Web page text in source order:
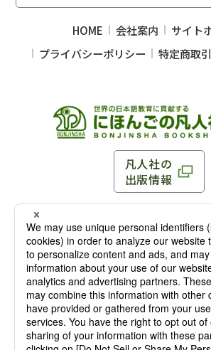
凡人社の
出版情報
〒102-0093 東京都千代田区平河町 1-
TEL：03-3263-3959／FAX：03-
麹町店
〒102-0093 東京都千代
13 8F［アクセス］
TEL：03-3239-8673／
3116
〒541-0056 大阪府大阪
HOME 会社案内
サイト
プライバシーポリシー
特定商取